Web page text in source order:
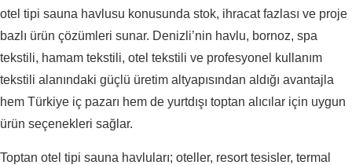
otel tipi sauna havlusu konusunda stok, ihracat fazlası ve proje
bazlı ürün çözümleri sunar. Denizli’nin havlu, bornoz, spa
tekstili, hamam tekstili, otel tekstili ve profesyonel kullanım
tekstili alanındaki güçlü üretim altyapısından aldığı avantajla
hem Türkiye iç pazarı hem de yurtdışı toptan alıcılar için uygun
ürün seçenekleri sağlar.
Toptan otel tipi sauna havluları; oteller, resort tesisler, termal